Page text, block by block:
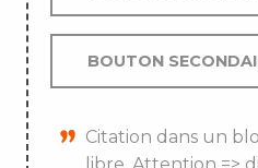
BOUTON
Citation dans un